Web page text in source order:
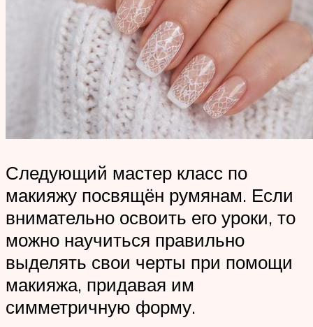
Следующий мастер класс по
макияжу посвящён румянам. Если
внимательно освоить его уроки, то
можно научиться правильно
выделять свои черты при помощи
макияжа, придавая им
симметричную форму.